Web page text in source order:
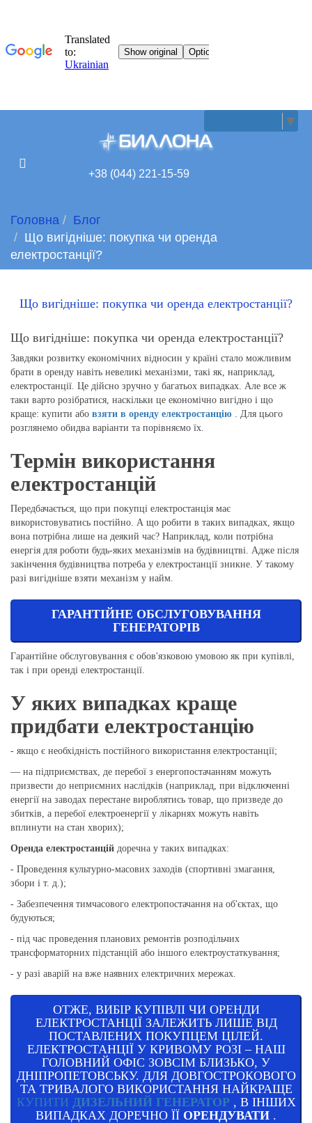
▼
+38 (044) 221-15-59
Головна
Блог
Що вигідніше: покупка чи оренда
електростанції?
Що вигідніше: покупка чи оренда електростанції?
Що вигідніше: покупка чи оренда електростанції?
Завдяки розвитку економічних відносин у країні стало можливим
брати в оренду навіть невеликі механізми, такі як, наприклад,
електростанції. Це дійсно зручно у багатьох випадках. Але все ж
таки варто розібратися, наскільки це економічно вигідно і що
краще: купити або взяти в оренду електростанцію . Для цього
розглянемо обидва варіанти та порівняємо їх.
Термін використання
електростанцій
Передбачається, що при покупці електростанція має
використовуватись постійно. А що робити в таких випадках, якщо
вона потрібна лише на деякий час? Наприклад, коли потрібна
енергія для роботи будь-яких механізмів на будівництві. Адже після
закінчення будівництва потреба у електростанції зникне. У такому
разі вигідніше взяти механізм у найм.
ГАРАНТІЙНЕ ОБСЛУГОВУВАННЯ
ГЕНЕРАТОРІВ
Гарантійне обслуговування є обов'язковою умовою як при купівлі,
так і при оренді електростанції.
У яких випадках краще
придбати електростанцію
- якщо є необхідність постійного використання електростанції;
— на підприємствах, де перебої з енергопостачанням можуть
призвести до неприємних наслідків (наприклад, при відключенні
енергії на заводах перестане вироблятись товар, що призведе до
збитків, а перебої електроенергії у лікарнях можуть навіть
вплинути на стан хворих);
Оренда електростанцій доречна у таких випадках:
- Проведення культурно-масових заходів (спортивні змагання,
збори і т. д.);
- Забезпечення тимчасового електропостачання на об'єктах, що
будуються;
- під час проведення планових ремонтів розподільчих
трансформаторних підстанцій або іншого електроустаткування;
- у разі аварій на вже наявних електричних мережах.
ОТЖЕ, ВИБІР КУПІВЛІ ЧИ ОРЕНДИ
ЕЛЕКТРОСТАНЦІЇ ЗАЛЕЖИТЬ ЛИШЕ ВІД
ПОСТАВЛЕНИХ ПОКУПЦЕМ ЦІЛЕЙ.
ЕЛЕКТРОСТАНЦІЇ У КРИВОМУ РОЗІ – НАШ
ГОЛОВНИЙ ОФІС ЗОВСІМ БЛИЗЬКО, У
ДНІПРОПЕТОВСЬКУ. ДЛЯ ДОВГОСТРОКОВОГО
ТА ТРИВАЛОГО ВИКОРИСТАННЯ НАЙКРАЩЕ
КУПИТИ ДИЗЕЛЬНИЙ ГЕНЕРАТОР, В ІНШИХ
ВИПАДКАХ ДОРЕЧНО ЇЇ ОРЕНДУВАТИ .